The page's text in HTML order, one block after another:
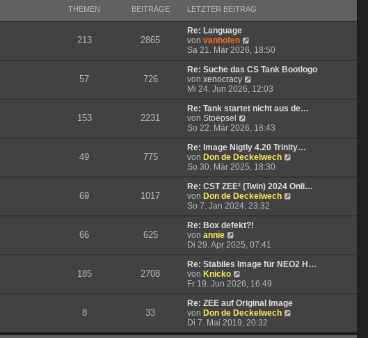
r
a
g
B
e
t
r
a
g
s
t
e
r
B
e
i
t
r
a
g
THEMEN BEITRÄGE LETZTER BEITRAG
213 2865
Re: Language
von vanhofen
e
u
e
s
e
r
e
i
t
r
a
g
Sa 21. Mär 2026, 18:50
57 726
Re: Suche das CS Tank Bootlogo
von xenocracy
e
u
e
e
r
B
e
i
t
r
a
g
Mi 24. Jun 2026, 12:03
153 2231
Re: Tank startet nicht aus de…
von Stoepsel
e
u
e
s
t
e
r
B
e
i
t
a
g
So 22. Mär 2026, 18:43
49 775
Re: Image Nigtly 4.20 Trinity…
von Don de Deckelwech
u
e
e
i
t
g
So 30. Mär 2025, 18:30
69 1017
Re: CST ZEE² (Twin) 2024 Onli…
von Don de Deckelwech
u
e
r
i
t
g
So 7. Jan 2024, 23:32
66 625
Re: Box defekt?!
von annie
e
u
e
s
t
e
r
B
e
i
Di 29. Apr 2025, 07:41
185 2708
Re: Stabiles Image für NEO2 H…
von Knicko
e
u
e
s
t
e
Fr 19. Jun 2026, 16:49
8 33
Re: ZEE auf Original Image
von Don de Deckelwech
u
Di 7. Mai 2019, 20:32